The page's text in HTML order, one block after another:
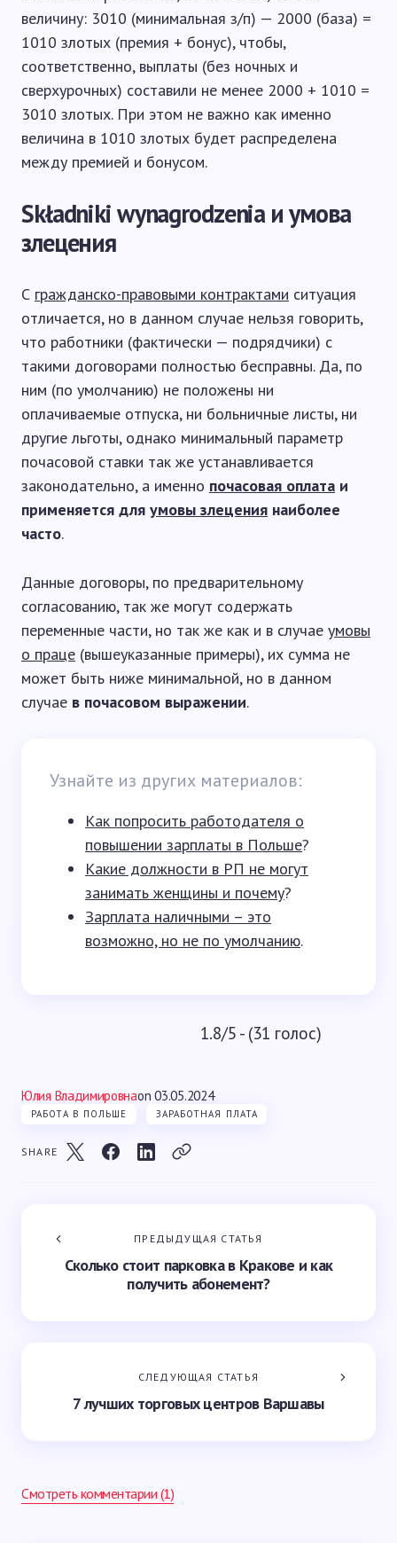
величину: 3010 (минимальная з/п) — 2000 (база) =
1010 злотых (премия + бонус), чтобы,
соответственно, выплаты (без ночных и
сверхурочных) составили не менее 2000 + 1010 =
3010 злотых. При этом не важно как именно
величина в 1010 злотых будет распределена
между премией и бонусом.
Składniki wynagrodzenia и умова
злецения
С гражданско-правовыми контрактами ситуация
отличается, но в данном случае нельзя говорить,
что работники (фактически — подрядчики) с
такими договорами полностью бесправны. Да, по
ним (по умолчанию) не положены ни
оплачиваемые отпуска, ни больничные листы, ни
другие льготы, однако минимальный параметр
почасовой ставки так же устанавливается
законодательно, а именно почасовая оплата и
применяется для умовы злецения наиболее
часто.
Данные договоры, по предварительному
согласованию, так же могут содержать
переменные части, но так же как и в случае умовы
о праце (вышеуказанные примеры), их сумма не
может быть ниже минимальной, но в данном
случае в почасовом выражении.
Узнайте из других материалов:
Как попросить работодателя о
повышении зарплаты в Польше?
Какие должности в РП не могут
занимать женщины и почему?
Зарплата наличными – это
возможно, но не по умолчанию.
1.8/5 - (31 голос)
Юлия Владимировнаon 03.05.2024
РАБОТА В ПОЛЬШЕ ЗАРАБОТНАЯ ПЛАТА
SHARE
ПРЕДЫДУЩАЯ СТАТЬЯ
Сколько стоит парковка в Кракове и как
получить абонемент?
СЛЕДУЮЩАЯ СТАТЬЯ
7 лучших торговых центров Варшавы
Смотреть комментарии (1)